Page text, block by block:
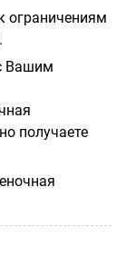
ограничениям
Вашим
получаете